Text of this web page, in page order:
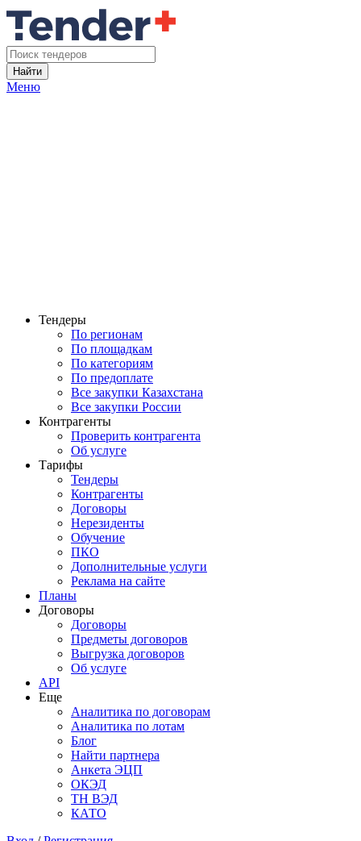
Найти
Меню
Тендеры
По регионам
По площадкам
По категориям
По предоплате
Все закупки Казахстана
Все закупки России
Контрагенты
Проверить контрагента
Об услуге
Тарифы
Тендеры
Контрагенты
Договоры
Нерезиденты
Обучение
ПКО
Дополнительные услуги
Реклама на сайте
Планы
Договоры
Договоры
Предметы договоров
Выгрузка договоров
Об услуге
API
Еще
Аналитика по договорам
Аналитика по лотам
Блог
Найти партнера
Анкета ЭЦП
ОКЭД
ТН ВЭД
КАТО